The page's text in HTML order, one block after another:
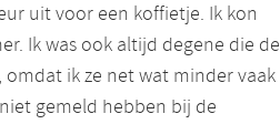
uit voor een koffietje. Ik kon
Ik was ook altijd degene die de
ik ze net wat minder vaak
gemeld hebben bij de